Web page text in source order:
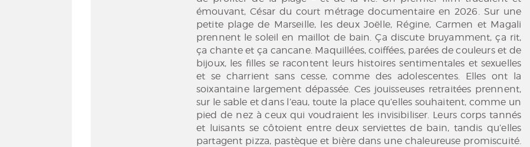
émouvant, César du court métrage documentaire en 2026. Sur une
petite plage de Marseille, les deux Joëlle, Régine, Carmen et Magali
prennent le soleil en maillot de bain. Ça discute bruyamment, ça rit,
ça chante et ça cancane. Maquillées, coiffées, parées de couleurs et de
bijoux, les filles se racontent leurs histoires sentimentales et sexuelles
et se charrient sans cesse, comme des adolescentes. Elles ont la
soixantaine largement dépassée. Ces jouisseuses retraitées prennent,
sur le sable et dans l’eau, toute la place qu’elles souhaitent, comme un
pied de nez à ceux qui voudraient les invisibiliser. Leurs corps tannés
et luisants se côtoient entre deux serviettes de bain, tandis qu’elles
partagent pizza, pastèque et bière dans une chaleureuse promiscuité.